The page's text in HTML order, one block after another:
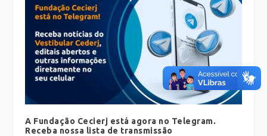
A Fundação Cecierj está agora no Telegram.
Receba nossa lista de transmissão